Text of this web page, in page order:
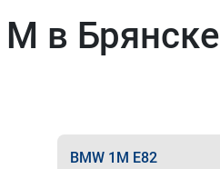
в Брянске
BMW 1M E82